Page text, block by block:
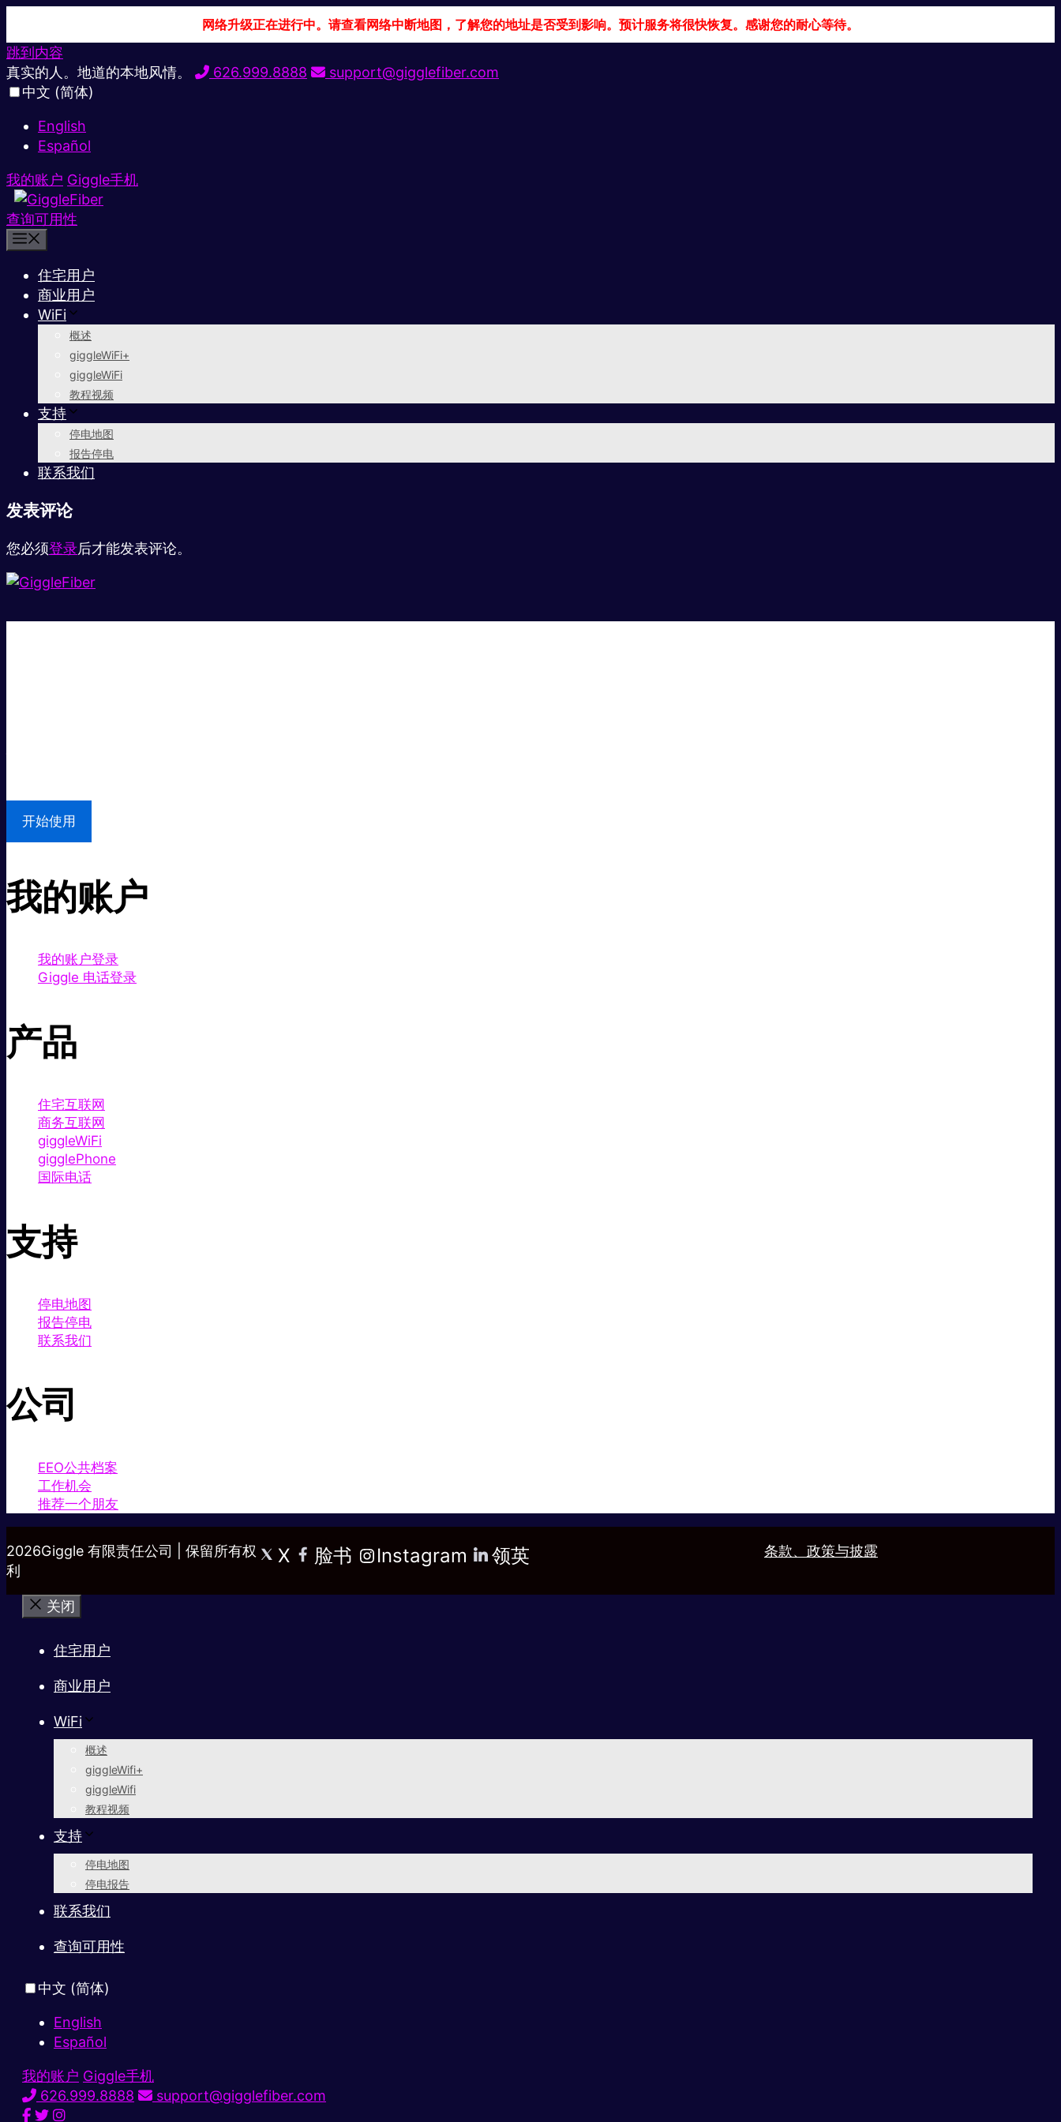
网络升级正在进行中。请查看网络中断地图，了解您的地址是否受到影响。预计服务将很快恢复。感谢您的耐心等待。
跳到内容
真实的人。地道的本地风情。
626.999.8888
support@gigglefiber.com
中文 (简体)
English
Español
我的账户 Giggle手机
查询可用性
住宅用户
商业用户
WiFi
概述
giggleWiFi+
giggleWiFi
教程视频
支持
停电地图
报告停电
联系我们
发表评论
您必须登录后才能发表评论。
开始使用
我的账户
我的账户登录
Giggle 电话登录
产品
住宅互联网
商务互联网
giggleWiFi
gigglePhone
国际电话
支持
停电地图
报告停电
联系我们
公司
EEO公共档案
工作机会
推荐一个朋友
2026Giggle 有限责任公司 | 保留所有权
利
X 脸书 Instagram 领英 条款、政策与披露
关闭
住宅用户
商业用户
WiFi
概述
giggleWifi+
giggleWifi
教程视频
支持
停电地图
停电报告
联系我们
查询可用性
中文 (简体)
English
Español
我的账户 Giggle手机
626.999.8888
support@gigglefiber.com